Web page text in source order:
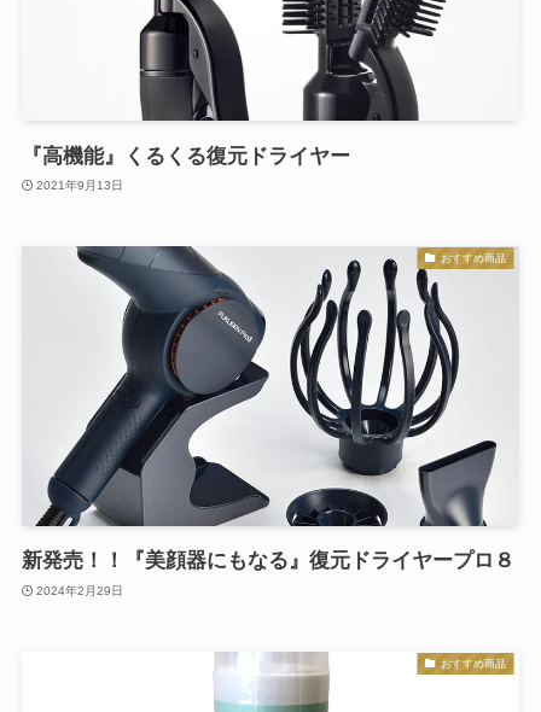
『高機能』くるくる復元ドライヤー
2021年9月13日
おすすめ商品
新発売！！『美顔器にもなる』復元ドライヤープロ８
2024年2月29日
おすすめ商品